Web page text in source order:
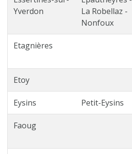
Yverdon
La Robellaz -
Nonfoux
Etagnières
Etoy
Eysins Petit-Eysins
Faoug